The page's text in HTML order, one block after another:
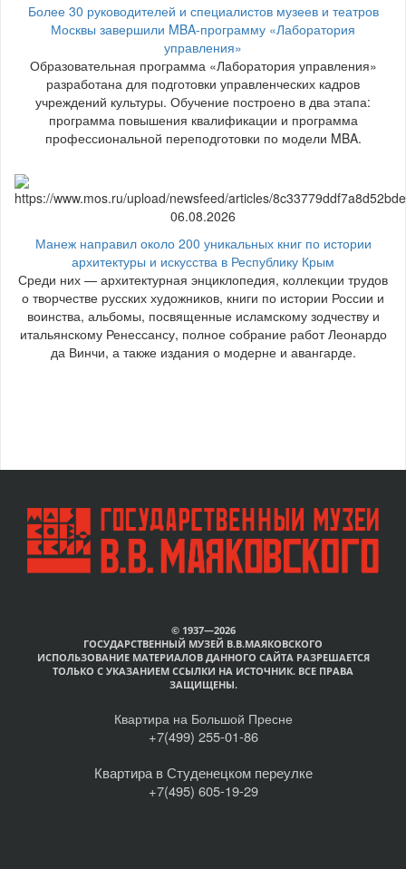
Более 30 руководителей и специалистов музеев и театров
Москвы завершили MBA-программу «Лаборатория
управления»
Образовательная программа «Лаборатория управления»
разработана для подготовки управленческих кадров
учреждений культуры. Обучение построено в два этапа:
программа повышения квалификации и программа
профессиональной переподготовки по модели MBA.
06.08.2026
Манеж направил около 200 уникальных книг по истории
архитектуры и искусства в Республику Крым
Среди них — архитектурная энциклопедия, коллекции трудов
о творчестве русских художников, книги по истории России и
воинства, альбомы, посвященные исламскому зодчеству и
итальянскому Ренессансу, полное собрание работ Леонардо
да Винчи, а также издания о модерне и авангарде.
© 1937—2026
ГОСУДАРСТВЕННЫЙ МУЗЕЙ В.В.МАЯКОВСКОГО
ИСПОЛЬЗОВАНИЕ МАТЕРИАЛОВ ДАННОГО САЙТА РАЗРЕШАЕТСЯ
ТОЛЬКО С УКАЗАНИЕМ ССЫЛКИ НА ИСТОЧНИК. ВСЕ ПРАВА
ЗАЩИЩЕНЫ.
Квартира на Большой Пресне
+7(499) 255-01-86
Квартира в Студенецком переулке
+7(495) 605-19-29